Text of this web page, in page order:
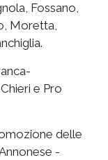
Fossano,
Moretta,
e Pro
delle
-